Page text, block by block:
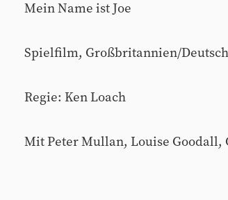
Mein Name ist Joe
Spielfilm, Großbritannien/
Regie: Ken Loach
Mit Peter Mullan, Louise Goodall,